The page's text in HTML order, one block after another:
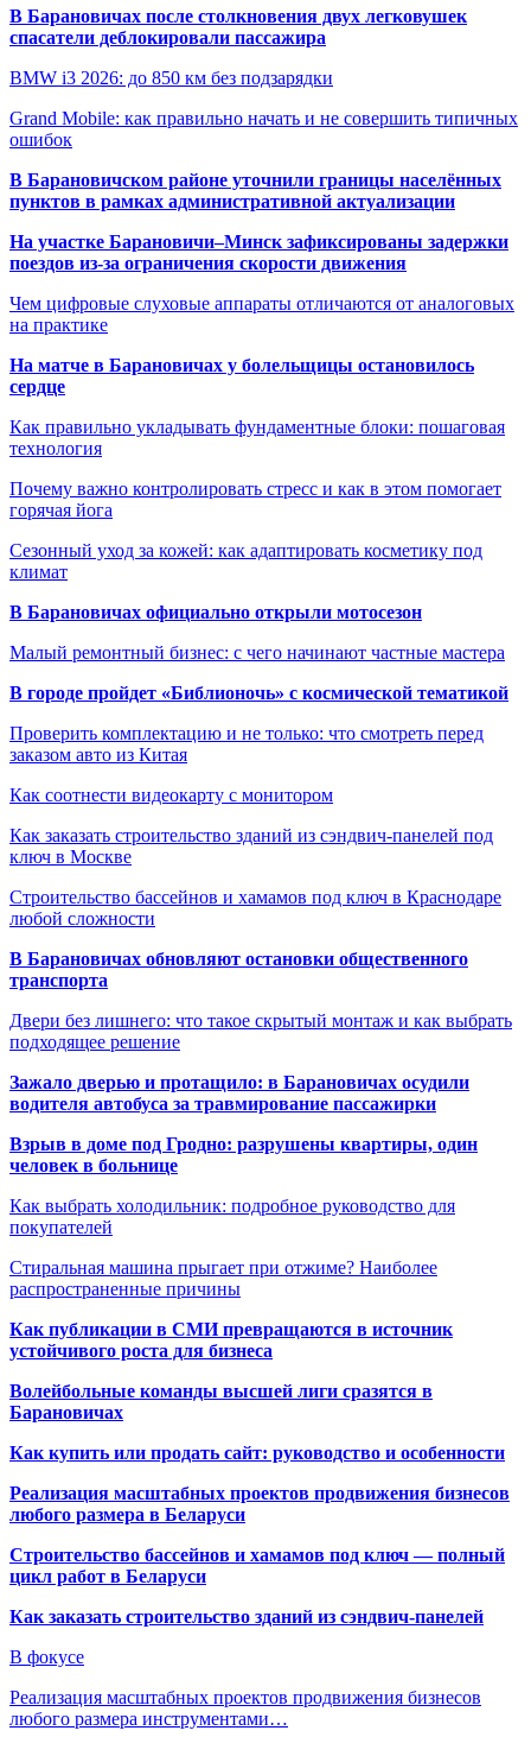
В Барановичах после столкновения двух легковушек
спасатели деблокировали пассажира
BMW i3 2026: до 850 км без подзарядки
Grand Mobile: как правильно начать и не совершить типичных
ошибок
В Барановичском районе уточнили границы населённых
пунктов в рамках административной актуализации
На участке Барановичи–Минск зафиксированы задержки
поездов из-за ограничения скорости движения
Чем цифровые слуховые аппараты отличаются от аналоговых
на практике
На матче в Барановичах у болельщицы остановилось
сердце
Как правильно укладывать фундаментные блоки: пошаговая
технология
Почему важно контролировать стресс и как в этом помогает
горячая йога
Сезонный уход за кожей: как адаптировать косметику под
климат
В Барановичах официально открыли мотосезон
Малый ремонтный бизнес: с чего начинают частные мастера
В городе пройдет «Библионочь» с космической тематикой
Проверить комплектацию и не только: что смотреть перед
заказом авто из Китая
Как соотнести видеокарту с монитором
Как заказать строительство зданий из сэндвич-панелей под
ключ в Москве
Строительство бассейнов и хамамов под ключ в Краснодаре
любой сложности
В Барановичах обновляют остановки общественного
транспорта
Двери без лишнего: что такое скрытый монтаж и как выбрать
подходящее решение
Зажало дверью и протащило: в Барановичах осудили
водителя автобуса за травмирование пассажирки
Взрыв в доме под Гродно: разрушены квартиры, один
человек в больнице
Как выбрать холодильник: подробное руководство для
покупателей
Стиральная машина прыгает при отжиме? Наиболее
распространенные причины
Как публикации в СМИ превращаются в источник
устойчивого роста для бизнеса
Волейбольные команды высшей лиги сразятся в
Барановичах
Как купить или продать сайт: руководство и особенности
Реализация масштабных проектов продвижения бизнесов
любого размера в Беларуси
Строительство бассейнов и хамамов под ключ — полный
цикл работ в Беларуси
Как заказать строительство зданий из сэндвич-панелей
В фокусе
Реализация масштабных проектов продвижения бизнесов
любого размера инструментами…